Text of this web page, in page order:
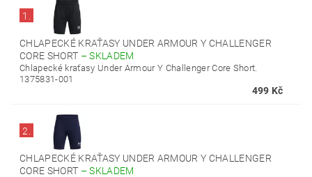
1.
CHLAPECKÉ KRAŤASY UNDER ARMOUR Y CHALLENGER
CORE SHORT –SKLADEM
Chlapecké kraťasy Under Armour Y Challenger Core Short.
1375831-001
499 Kč
2.
CHLAPECKÉ KRAŤASY UNDER ARMOUR Y CHALLENGER
CORE SHORT –SKLADEM